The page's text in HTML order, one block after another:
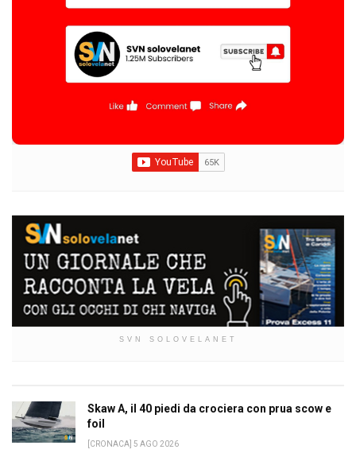
SVN SOLOVELANET
Skaw A, il 40 piedi da crociera con prua scow e
foil
[CRONACA] 5 AGO 2026